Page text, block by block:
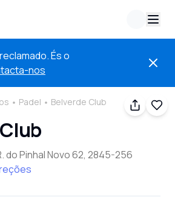
És o
nos
Padel Belverde Club
do Pinhal Novo 62, 2845-256